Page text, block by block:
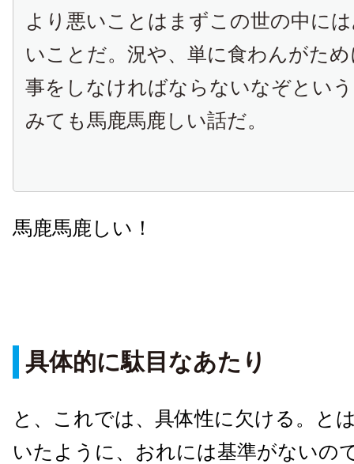
より悪いことはまずこの世の中に
いことだ。況や、単に食わんがた
事をしなければならないなぞとい
みても馬鹿馬鹿しい話だ。
馬鹿馬鹿しい！
具体的に駄目なあたり
と、これでは、具体性に欠ける。と
いたように、おれには基準がないの